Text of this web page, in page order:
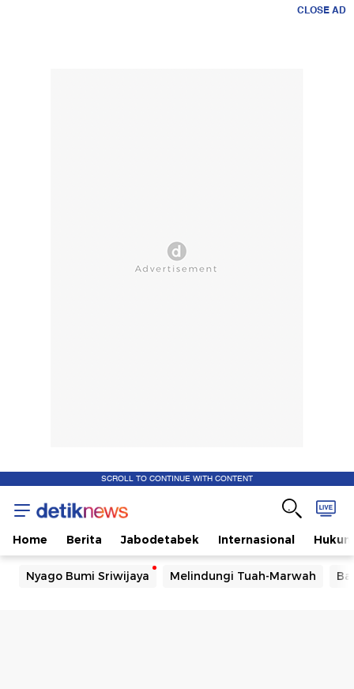
CLOSE AD
SCROLL TO CONTINUE WITH CONTENT
Home Berita Jabodetabek Internasional Hukum
Nyago Bumi Sriwijaya Melindungi Tuah-Marwah